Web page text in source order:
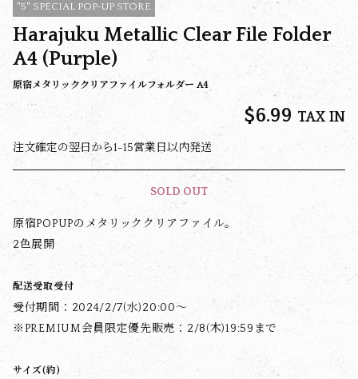
"5" SPECIAL POP-UP STORE
Harajuku Metallic Clear File Folder
A4 (Purple)
原宿メタリッククリアファイルフォルダー A4
$‌6.99 TAX IN
注文確定の翌日から1-15営業日以内発送
SOLD OUT
原宿POPUPのメタリッククリアファイル。
2色展開
配送受取受付
受付期間：2024/2/7(水)20:00～
※PREMIUM会員限定優先販売：2/8(木)19:59まで
サイズ(約)